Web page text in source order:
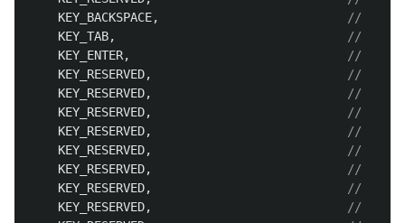
KEY_BACKSPACE,
KEY_TAB,
KEY_ENTER,
KEY_RESERVED,
KEY_RESERVED,
KEY_RESERVED,
KEY_RESERVED,
KEY_RESERVED,
KEY_RESERVED,
KEY_RESERVED,
KEY_RESERVED,